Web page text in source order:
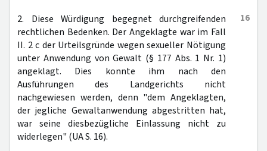
16
2. Diese Würdigung begegnet durchgreifenden
rechtlichen Bedenken. Der Angeklagte war im Fall
II. 2 c der Urteilsgründe wegen sexueller Nötigung
unter Anwendung von Gewalt (§ 177 Abs. 1 Nr. 1)
angeklagt. Dies konnte ihm nach den
Ausführungen des Landgerichts nicht
nachgewiesen werden, denn "dem Angeklagten,
der jegliche Gewaltanwendung abgestritten hat,
war seine diesbezügliche Einlassung nicht zu
widerlegen" (UA S. 16).